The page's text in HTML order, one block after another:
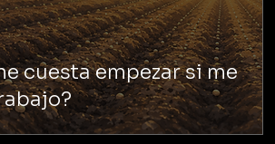
cuesta empezar si me